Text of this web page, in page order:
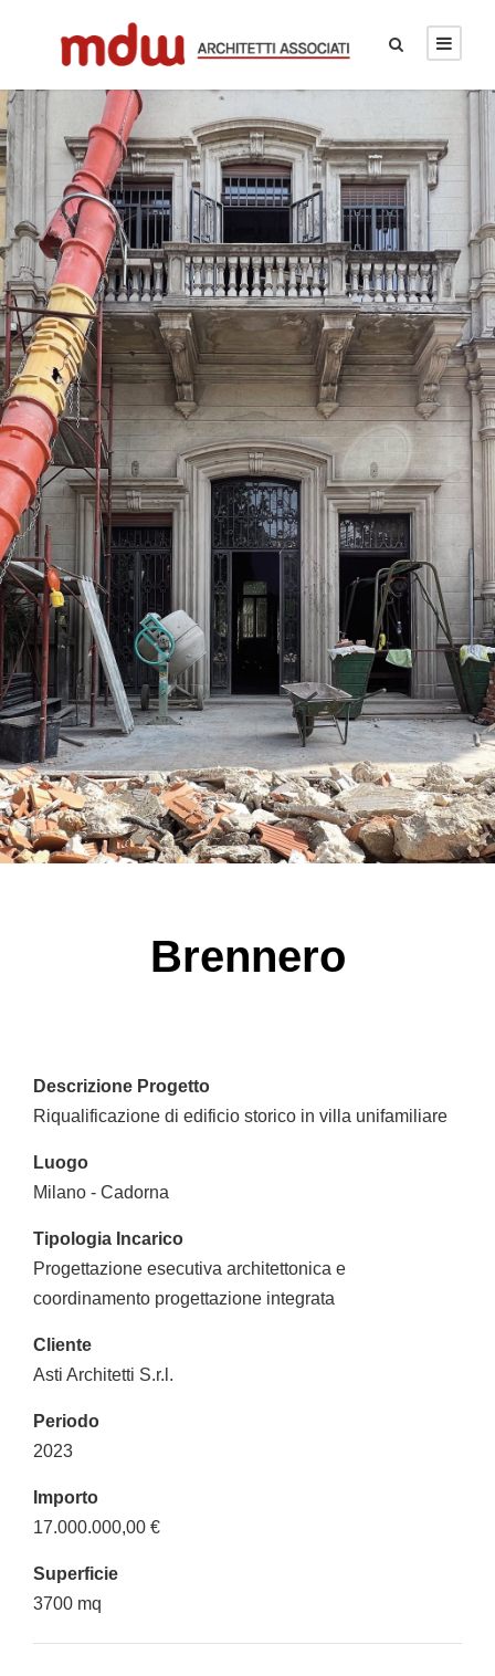
Brennero
Descrizione Progetto
Riqualificazione di edificio storico in villa unifamiliare
Luogo
Milano - Cadorna
Tipologia Incarico
Progettazione esecutiva architettonica e
coordinamento progettazione integrata
Cliente
Asti Architetti S.r.l.
Periodo
2023
Importo
17.000.000,00 €
Superficie
3700 mq